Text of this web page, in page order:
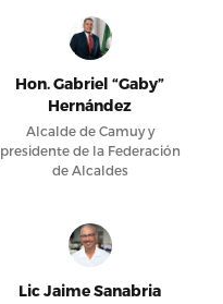
Hon. Gabriel “Gaby”
Hernández
Alcalde de Camuy y
presidente de la Federación
de Alcaldes
Lic Jaime Sanabria